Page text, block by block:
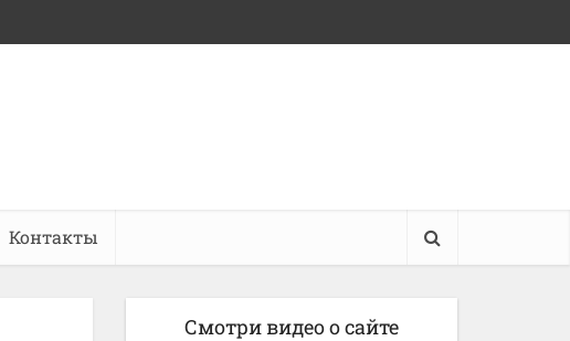
Контакты
Смотри видео о сайте